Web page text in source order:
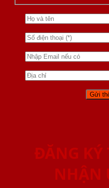
ĐĂNG
NHẬN